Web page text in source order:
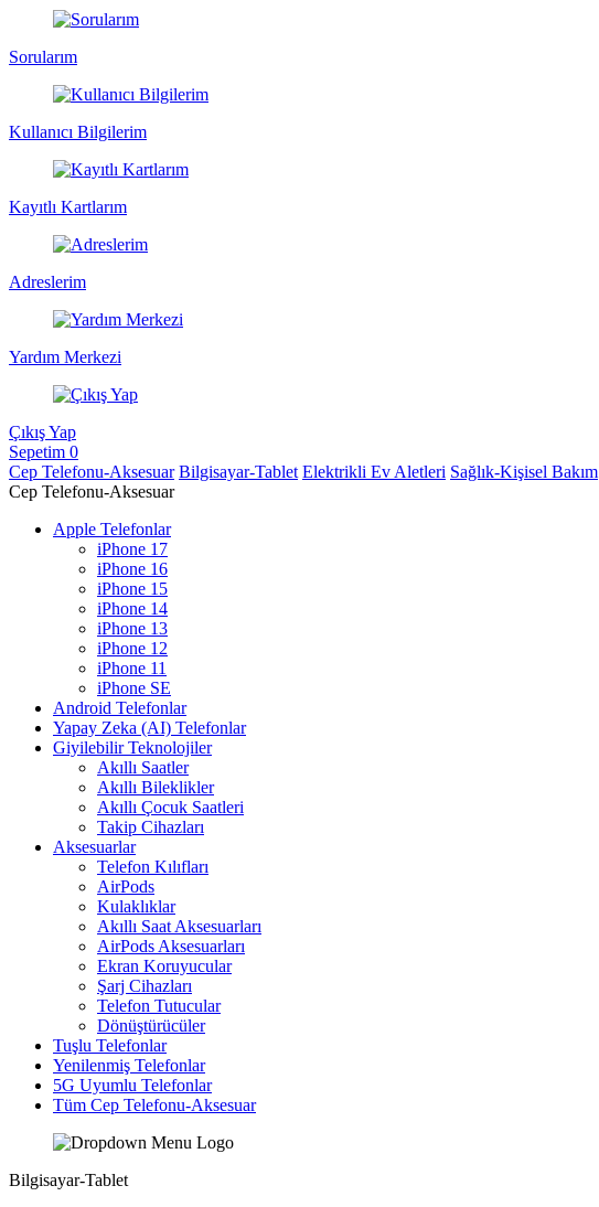
Sorularım
Kullanıcı Bilgilerim
Kayıtlı Kartlarım
Adreslerim
Yardım Merkezi
Çıkış Yap
Sepetim 0
Cep Telefonu-Aksesuar Bilgisayar-Tablet Elektrikli Ev Aletleri Sağlık-Kişisel Bakım
Cep Telefonu-Aksesuar
Apple Telefonlar
iPhone 17
iPhone 16
iPhone 15
iPhone 14
iPhone 13
iPhone 12
iPhone 11
iPhone SE
Android Telefonlar
Yapay Zeka (AI) Telefonlar
Giyilebilir Teknolojiler
Akıllı Saatler
Akıllı Bileklikler
Akıllı Çocuk Saatleri
Takip Cihazları
Aksesuarlar
Telefon Kılıfları
AirPods
Kulaklıklar
Akıllı Saat Aksesuarları
AirPods Aksesuarları
Ekran Koruyucular
Şarj Cihazları
Telefon Tutucular
Dönüştürücüler
Tuşlu Telefonlar
Yenilenmiş Telefonlar
5G Uyumlu Telefonlar
Tüm Cep Telefonu-Aksesuar
Bilgisayar-Tablet